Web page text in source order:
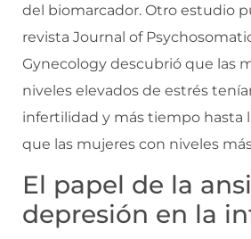
del biomarcador. Otro estudio
revista Journal of
Gynecology descubrió que las
niveles elevados de estrés
infertilidad y más tiempo hasta
que las mujeres con niveles
El papel de la
depresión en la